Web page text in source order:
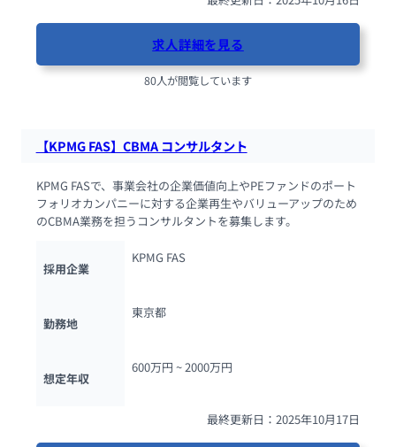
求人詳細を見る
80人が閲覧しています
【KPMG FAS】CBMA コンサルタント
KPMG FASで、事業会社の企業価値向上やPEファンドのポート
フォリオカンパニーに対する企業再生やバリューアップのため
のCBMA業務を担うコンサルタントを募集します。
採用企業
KPMG FAS
勤務地
東京都
想定年収
600万円 ~ 2000万円
最終更新日：2025年10月17日